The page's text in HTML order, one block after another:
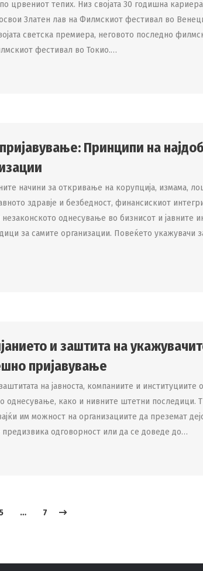
црвениот тепих. Низ својата 30 годишна
Златен лав на Филмскиот фестивал во
светска премиера, неговото последно
фестивал во Токио.…
Принципи на
начини за откривање на корупција, измама,
здравје и безбедност, финансискиот
однесување во бизнисот и јавните
за самите организации. Повеќето укажувачи
и заштита на
пријавување
на јавноста, компаниите и институциите
однесување, како и нивните штетни последици.
им можност на организациите да преземат
предизвика одговорност или да се доведе до…
… 7